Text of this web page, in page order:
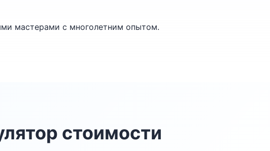
мастерами с многолетним опытом.
стоимости